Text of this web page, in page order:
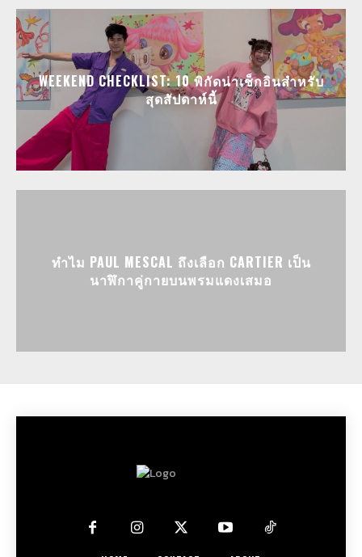
WEEKEND CHECKLIST: 10 พิกัดน่าเช็กอินสำหรับ
สุดสัปดาห์นี้
ทำไม PAUL MESCAL ถึงเลือก CARTIER เป็น
นาฬิกาคู่กายบนพรมแดงเสมอ